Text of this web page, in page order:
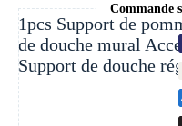
Commande
1pcs Support de
de douche mural
Support de douche